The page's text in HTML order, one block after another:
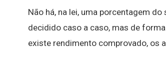
Não há, na lei, uma porcentagem
decidido caso a caso, mas de
existe rendimento comprovado, os